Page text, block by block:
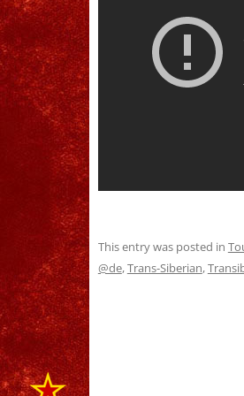
This entry was posted in
@de,Trans-Siberian,